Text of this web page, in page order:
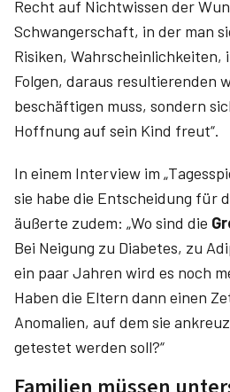
Recht auf Nichtwissen der
Schwangerschaft, in der man
Risiken, Wahrscheinlichkeiten,
Folgen, daraus resultierenden
beschäftigen muss, sondern
Hoffnung auf sein Kind freut“.
In einem Interview im
sie habe die Entscheidung für
äußerte zudem: „Wo sind die
Bei Neigung zu Diabetes, zu
ein paar Jahren wird es noch
Haben die Eltern dann einen
Anomalien, auf dem sie
getestet werden soll?“